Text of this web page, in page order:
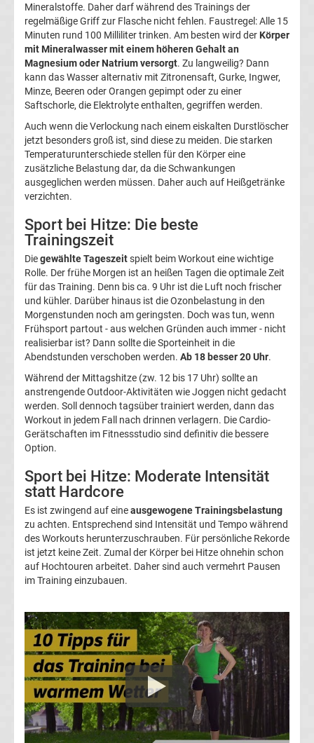
3.
Liga
Tabelle
DFB-
Pokal
Ergebnisse
Champions
League
Tabelle
Champions
Ergebnisse
Europa
League
Tabelle
Europa
League
Conference
League
Erg.
Mineralstoffe. Daher darf während des Trainings der
regelmäßige Griff zur Flasche nicht fehlen. Faustregel: Alle 15
Minuten rund 100 Milliliter trinken. Am besten wird der Körper
mit Mineralwasser mit einem höheren Gehalt an
Magnesium oder Natrium versorgt. Zu langweilig? Dann
kann das Wasser alternativ mit Zitronensaft, Gurke, Ingwer,
Minze, Beeren oder Orangen gepimpt oder zu einer
Saftschorle, die Elektrolyte enthalten, gegriffen werden.
Auch wenn die Verlockung nach einem eiskalten Durstlöscher
jetzt besonders groß ist, sind diese zu meiden. Die starken
Temperaturunterschiede stellen für den Körper eine
zusätzliche Belastung dar, da die Schwankungen
ausgeglichen werden müssen. Daher auch auf Heißgetränke
verzichten.
Sport bei Hitze: Die beste
Trainingszeit
Diegewählte Tageszeitspielt beim Workout eine wichtige
Rolle. Der frühe Morgen ist an heißen Tagen die optimale Zeit
für das Training. Denn bis ca. 9 Uhr ist die Luft noch frischer
und kühler. Darüber hinaus ist die Ozonbelastung in den
Morgenstunden noch am geringsten. Doch was tun, wenn
Frühsport partout - aus welchen Gründen auch immer - nicht
realisierbar ist? Dann sollte die Sporteinheit in die
Abendstunden verschoben werden. Ab 18 besser 20 Uhr.
Während der Mittagshitze (zw. 12 bis 17 Uhr) sollte an
anstrengende Outdoor-Aktivitäten wie Joggen nicht gedacht
werden. Soll dennoch tagsüber trainiert werden, dann das
Workout in jedem Fall nach drinnen verlagern. Die Cardio-
Gerätschaften im Fitnessstudio sind definitiv die bessere
Option.
Sport bei Hitze: Moderate Intensität
statt Hardcore
Es ist zwingend auf eineausgewogene Trainingsbelastung
zu achten. Entsprechend sind Intensität und Tempo während
des Workouts herunterzuschrauben. Für persönliche Rekorde
ist jetzt keine Zeit. Zumal der Körper bei Hitze ohnehin schon
auf Hochtouren arbeitet. Daher sind auch vermehrt Pausen
im Training einzubauen.